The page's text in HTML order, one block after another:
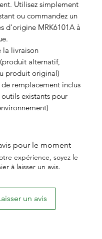
Utilisez simplement
ou commandez un
d'origine MRK6101A à
la livraison
alternatif,
produit original)
remplacement inclus
outils existants pour
pour le moment
expérience, soyez le
à laisser un avis.
un avis